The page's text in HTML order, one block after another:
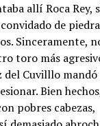
allí Roca Rey,
de
Sinceramente,
toro más
del Cuvilllo
Bien
pobres cabezas,